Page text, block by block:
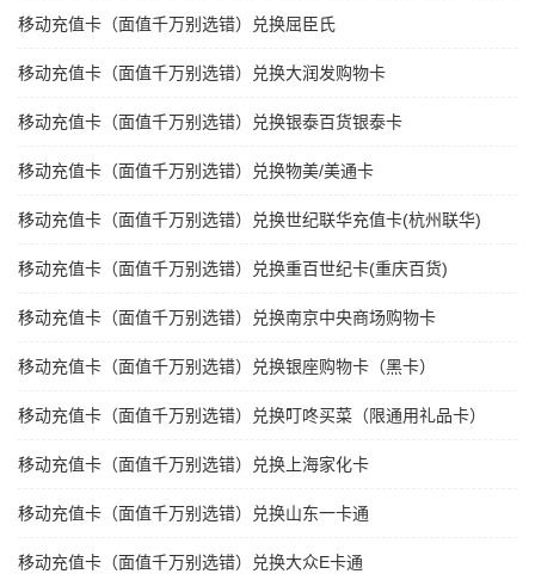
移动充值卡（面值千万别选错）兑换屈臣氏
移动充值卡（面值千万别选错）兑换大润发购物卡
移动充值卡（面值千万别选错）兑换银泰百货银泰卡
移动充值卡（面值千万别选错）兑换物美/美通卡
移动充值卡（面值千万别选错）兑换世纪联华充值卡(杭州联华)
移动充值卡（面值千万别选错）兑换重百世纪卡(重庆百货)
移动充值卡（面值千万别选错）兑换南京中央商场购物卡
移动充值卡（面值千万别选错）兑换银座购物卡（黑卡）
移动充值卡（面值千万别选错）兑换叮咚买菜（限通用礼品卡）
移动充值卡（面值千万别选错）兑换上海家化卡
移动充值卡（面值千万别选错）兑换山东一卡通
移动充值卡（面值千万别选错）兑换大众E卡通